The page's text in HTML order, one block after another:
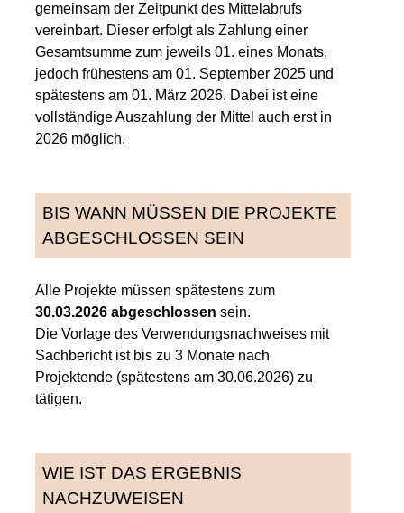
gemeinsam der Zeitpunkt des Mittelabrufs
vereinbart. Dieser erfolgt als Zahlung einer
Gesamtsumme zum jeweils 01. eines Monats,
jedoch frühestens am 01. September 2025 und
spätestens am 01. März 2026. Dabei ist eine
vollständige Auszahlung der Mittel auch erst in
2026 möglich.
BIS WANN MÜSSEN DIE PROJEKTE
ABGESCHLOSSEN SEIN
Alle Projekte müssen spätestens zum
30.03.2026 abgeschlossensein.
Die Vorlage des Verwendungsnachweises mit
Sachbericht ist bis zu 3 Monate nach
Projektende (spätestens am 30.06.2026) zu
tätigen.
WIE IST DAS ERGEBNIS
NACHZUWEISEN